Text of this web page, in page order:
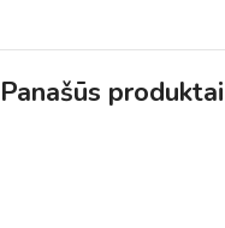
Panašūs produktai